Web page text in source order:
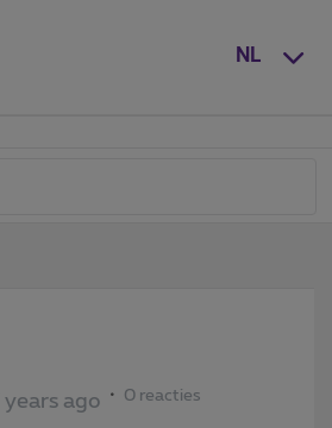
NL
ago 0 reacties